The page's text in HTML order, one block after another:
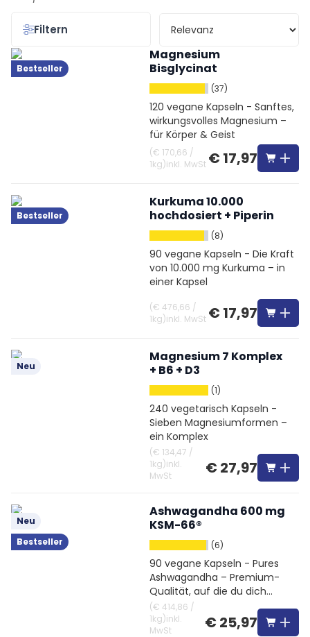
Filtern
Bestseller
Magnesium
Bisglycinat
(37)
120 vegane Kapseln - Sanftes,
wirkungsvolles Magnesium –
für Körper & Geist
(€ 170,66 /
1kg)inkl. MwSt € 17,97
Bestseller
Kurkuma 10.000
hochdosiert + Piperin
(8)
90 vegane Kapseln - Die Kraft
von 10.000 mg Kurkuma – in
einer Kapsel
(€ 476,66 /
1kg)inkl. MwSt € 17,97
Neu
Magnesium 7 Komplex
+ B6 + D3
(1)
240 vegetarisch Kapseln -
Sieben Magnesiumformen –
ein Komplex
(€ 134,47 /
1kg)inkl.
MwSt
€ 27,97
Neu
Bestseller
Ashwagandha 600 mg
KSM-66®
(6)
90 vegane Kapseln - Pures
Ashwagandha – Premium-
Qualität, auf die du dich
verlassen kannst
(€ 414,86 /
1kg)inkl.
MwSt
€ 25,97